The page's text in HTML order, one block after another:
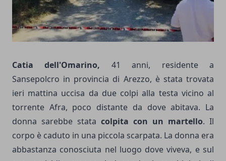
Catia dell'Omarino, 41 anni, residente a
Sansepolcro in provincia di Arezzo, è stata trovata
ieri mattina uccisa da due colpi alla testa vicino al
torrente Afra, poco distante da dove abitava. La
donna sarebbe stata colpita con un martello. Il
corpo è caduto in una piccola scarpata. La donna era
abbastanza conosciuta nel luogo dove viveva, e sul